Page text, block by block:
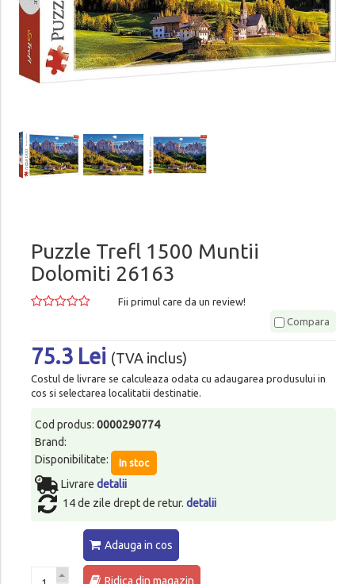
Puzzle Trefl 1500 Muntii
Dolomiti 26163
Fii primul care da un review!
Compara
75.3 Lei (TVA inclus)
Costul de livrare se calculeaza odata cu adaugarea produsului in
cos si selectarea localitatii destinatie.
Cod produs: 0000290774
Brand:
Disponibilitate:
In stoc
Livrare detalii
14 de zile drept de retur. detalii
Adauga in cos
Ridica din magazin